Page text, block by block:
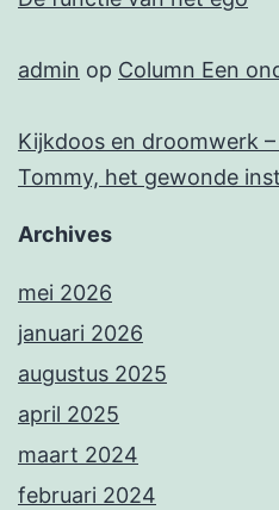
admin op Column Een
Kijkdoos en droomwerk
Tommy, het gewonde
Archives
mei 2026
januari 2026
augustus 2025
april 2025
maart 2024
februari 2024